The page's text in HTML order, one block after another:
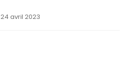
24 avril 2023